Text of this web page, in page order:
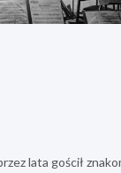
lata gościł